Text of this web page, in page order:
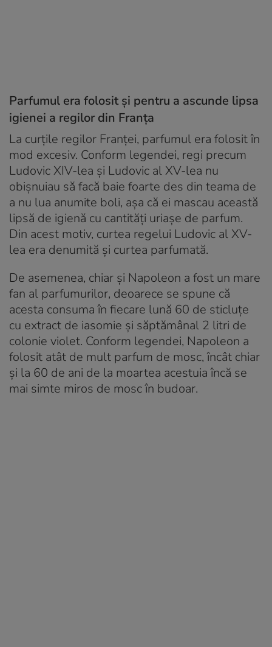
Parfumul era folosit și pentru a ascunde lipsa
igienei a regilor din Franța
La curțile regilor Franței, parfumul era folosit în
mod excesiv. Conform legendei, regi precum
Ludovic XIV-lea și Ludovic al XV-lea nu
obișnuiau să facă baie foarte des din teama de
a nu lua anumite boli, așa că ei mascau această
lipsă de igienă cu cantități uriașe de parfum.
Din acest motiv, curtea regelui Ludovic al XV-
lea era denumită și curtea parfumată.
De asemenea, chiar și Napoleon a fost un mare
fan al parfumurilor, deoarece se spune că
acesta consuma în fiecare lună 60 de sticluțe
cu extract de iasomie și săptămânal 2 litri de
colonie violet. Conform legendei, Napoleon a
folosit atât de mult parfum de mosc, încât chiar
și la 60 de ani de la moartea acestuia încă se
mai simte miros de mosc în budoar.